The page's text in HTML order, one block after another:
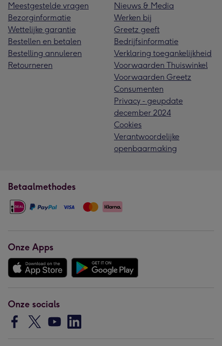
Meestgestelde vragen
Bezorginformatie
Wettelijke garantie
Bestellen en betalen
Bestelling annuleren
Retourneren
Nieuws & Media
Werken bij
Greetz geeft
Bedrijfsinformatie
Verklaring toegankelijkheid
Voorwaarden Thuiswinkel
Voorwaarden Greetz
Consumenten
Privacy - geupdate
december 2024
Cookies
Verantwoordelijke
openbaarmaking
Betaalmethodes
Onze Apps
Onze socials